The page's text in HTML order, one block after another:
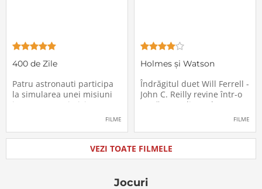
400 de Zile
Patru astronauti participa
la simularea unei misiuni
in care sunt trimisi pe o
psihologice pe care le are
calatoria in spatiu. Starea
mentala a astronautilor
FILME
Holmes și Watson
Îndrăgitul duet Will Ferrell -
John C. Reilly revine într-o
nouă comedie: Holmes &
Watson, povestea super-
Holmes și a asistentului
său, dr. Watson, inspirată
de romanul best-seller al
De data
FILME
VEZI TOATE FILMELE
Jocuri